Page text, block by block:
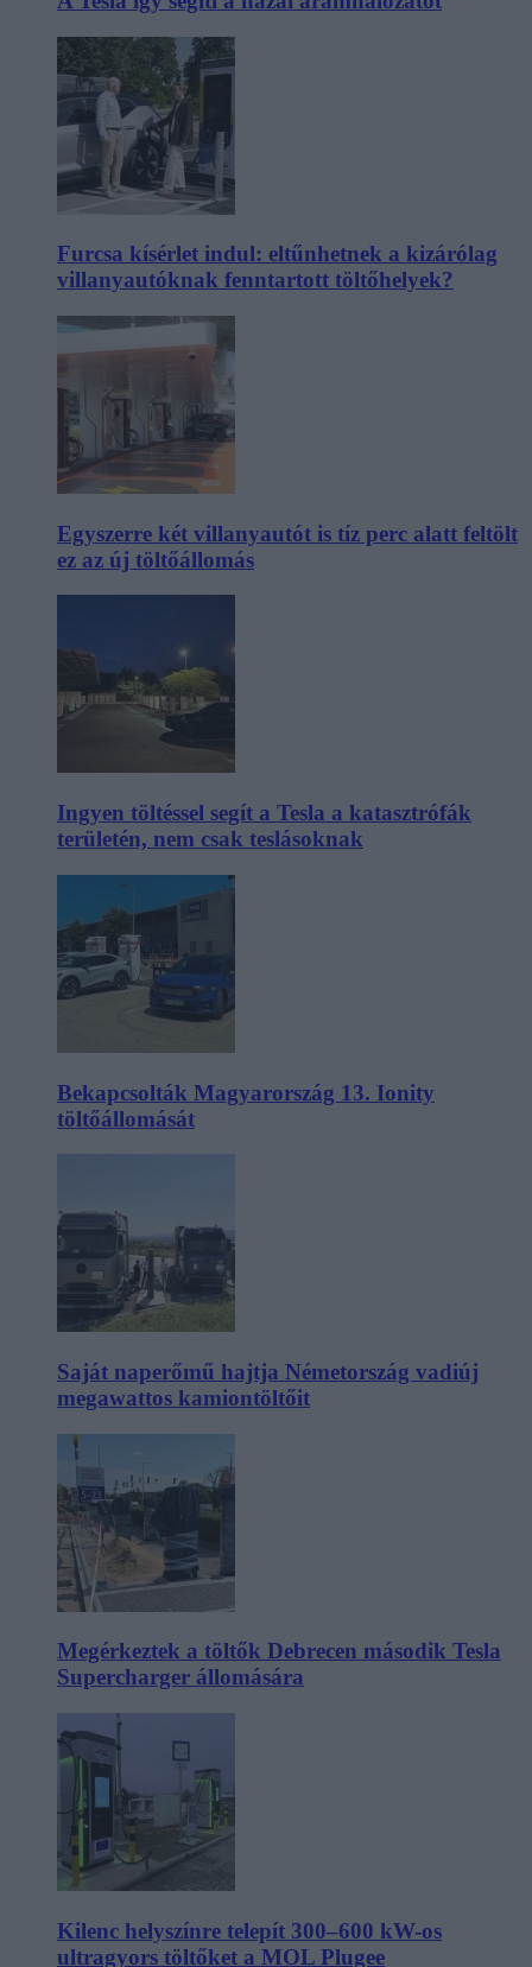
Furcsa kísérlet indul: eltűnhetnek a kizárólag
villanyautóknak fenntartott töltőhelyek?
Egyszerre két villanyautót is tíz perc alatt feltölt
ez az új töltőállomás
Ingyen töltéssel segít a Tesla a katasztrófák
területén, nem csak teslásoknak
Bekapcsolták Magyarország 13. Ionity
töltőállomását
Saját naperőmű hajtja Németország vadiúj
megawattos kamiontöltőit
Megérkeztek a töltők Debrecen második Tesla
Supercharger állomására
Kilenc helyszínre telepít 300–600 kW-os
ultragyors töltőket a MOL Plugee